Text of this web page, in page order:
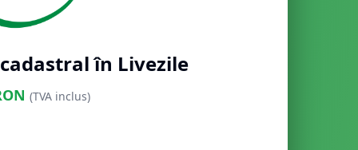
în Livezile
(TVA inclus)